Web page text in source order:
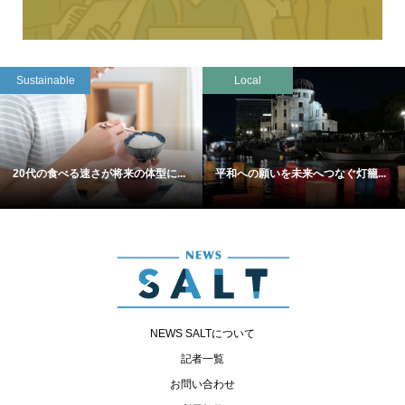
Sustainable
20代の食べる速さが将来の体型に...
Local
平和への願いを未来へつなぐ灯籠...
NEWS SALTについて
記者一覧
お問い合わせ